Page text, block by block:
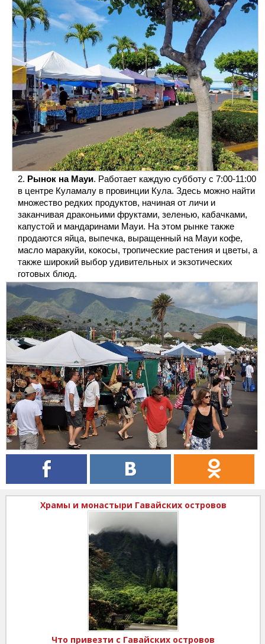
Рынок на Мауи. Работает каждую субботу с 7:00-11:00
в центре Куламалу в провинции Кула. Здесь можно найти
множество редких продуктов, начиная от личи и
заканчивая драконьими фруктами, зеленью, кабачками,
капустой и мандаринами Мауи. На этом рынке также
продаются яйца, выпечка, выращенный на Мауи кофе,
масло маракуйи, кокосы, тропические растения и цветы, а
также широкий выбор удивительных и экзотических
готовых блюд.
Храмы и монастыри Гавайских островов
Что привезти с Гавайских островов